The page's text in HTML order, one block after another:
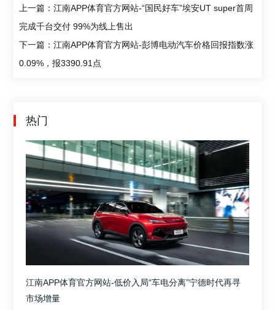
上一篇：江南APP体育官方网站-“国民好车”埃安UT super首周
完成千台交付 99%为线上售出
下一篇：江南APP体育官方网站-彭博电动汽车价格回报指数涨
0.09%，报3390.91点
热门
江南APP体育官方网站-低价入局“车电分离”宁德时代再寻
市场增量